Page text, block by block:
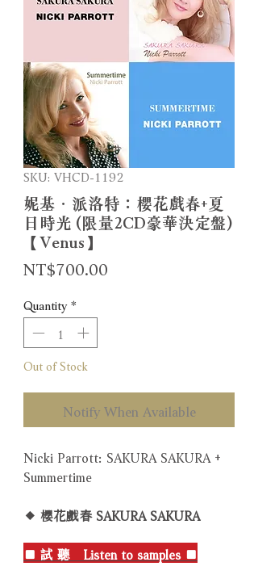
SKU: VHCD-1192
妮基．派洛特：櫻花戲春+夏
日時光 (限量2CD豪華決定盤)
【Venus】
NT$700.00
Quantity *
Out of Stock
Notify When Available
Nicki Parrott: SAKURA SAKURA +
Summertime
◆ 櫻花戲春 SAKURA SAKURA
■ 試 聽 Listen to samples ■